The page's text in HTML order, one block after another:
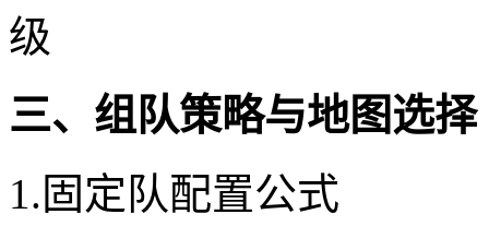
级
三、组队策略与地图选择
1.固定队配置公式